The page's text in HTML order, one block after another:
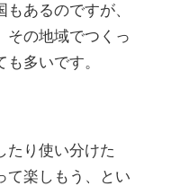
あるのですが、
その地域でつくっ
多いです。
たり使い分けた
て楽しもう、とい